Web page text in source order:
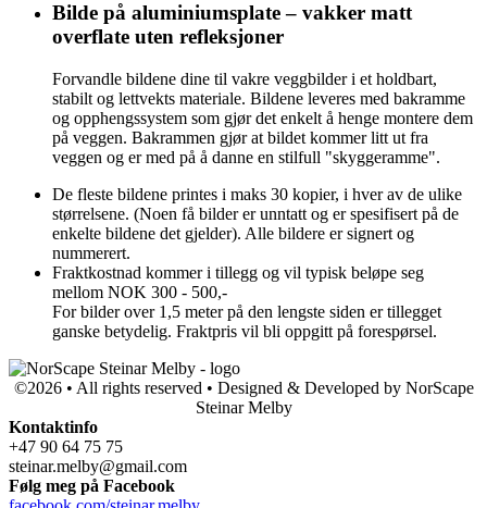
Bilde på aluminiumsplate – vakker matt
overflate uten refleksjoner
Forvandle bildene dine til vakre veggbilder i et holdbart,
stabilt og lettvekts materiale. Bildene leveres med bakramme
og opphengssystem som gjør det enkelt å henge montere dem
på veggen. Bakrammen gjør at bildet kommer litt ut fra
veggen og er med på å danne en stilfull "skyggeramme".
De fleste bildene printes i maks 30 kopier, i hver av de ulike
størrelsene. (Noen få bilder er unntatt og er spesifisert på de
enkelte bildene det gjelder). Alle bildere er signert og
nummerert.
Fraktkostnad kommer i tillegg og vil typisk beløpe seg
mellom NOK 300 - 500,-
For bilder over 1,5 meter på den lengste siden er tillegget
ganske betydelig. Fraktpris vil bli oppgitt på forespørsel.
©2026 • All rights reserved • Designed & Developed by NorScape
Steinar Melby
Kontaktinfo
+47 90 64 75 75
steinar.melby@gmail.com
Følg meg på Facebook